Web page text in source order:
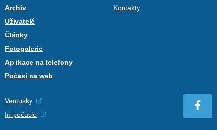
Archiv
Uživatelé
Články
Fotogalerie
Aplikace na telefony
Počasí na web
Kontakty
Ventusky
In-počasie